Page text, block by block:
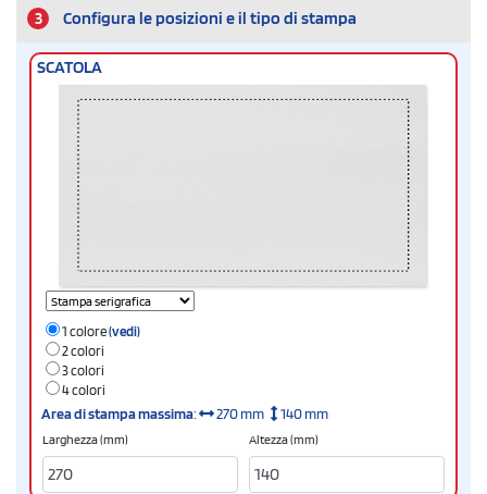
3 Configura le posizioni e il tipo di stampa
SCATOLA
1 colore(vedi)
2 colori
3 colori
4 colori
Area di stampa massima: 270 mm 140 mm
Larghezza (mm) Altezza (mm)